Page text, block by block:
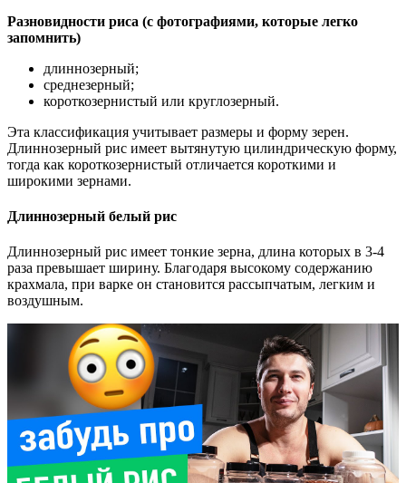
Разновидности риса (с фотографиями, которые легко
запомнить)
длиннозерный;
среднезерный;
короткозернистый или круглозерный.
Эта классификация учитывает размеры и форму зерен.
Длиннозерный рис имеет вытянутую цилиндрическую форму,
тогда как короткозернистый отличается короткими и
широкими зернами.
Длиннозерный белый рис
Длиннозерный рис имеет тонкие зерна, длина которых в 3-4
раза превышает ширину. Благодаря высокому содержанию
крахмала, при варке он становится рассыпчатым, легким и
воздушным.